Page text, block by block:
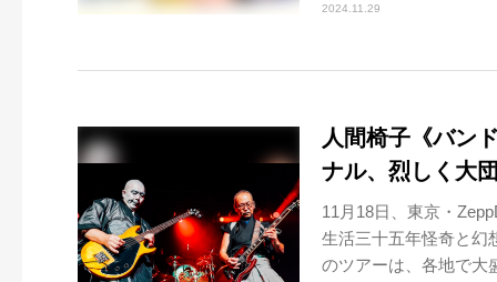
2024.11.29
人間椅子《バン
ナル、烈しく大
11月18日、東京・
生活三十五年怪奇と幻
のツアーは、各地で大